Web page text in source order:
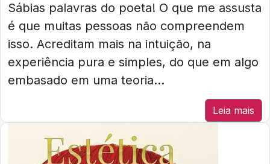
Sábias palavras do poeta! O que me assusta
é que muitas pessoas não compreendem
isso. Acreditam mais na intuição, na
experiência pura e simples, do que em algo
embasado em uma teoria...
Leia mais